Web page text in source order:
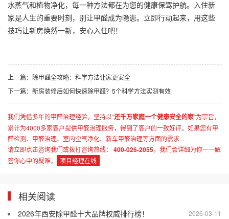
水蒸气和植物净化，每一种方法都在为您的健康保驾护航。入住新
家是人生的重要时刻，别让甲醛成为隐患。立即行动起来，用这些
技巧让新房焕然一新，安心入住吧！
上一篇： 除甲醛全攻略：科学方法让家更安全
下一篇： 新房装修后如何快速除甲醛？5个科学方法实测有效
我们凭借多年的甲醛治理经验，坚持以“还千万家庭一个健康安全的家”为宗旨，
累计为4000多家客户提供甲醛治理服务，得到了客户的一致好评。如果您有甲
醛检测、甲醛治理、室内空气净化、新车甲醛治理等方面的需求...
请立即点击咨询我们或拨打咨询热线：
400-026-2055，我们会详细为你一一解
答你心中的疑难。
项目经理在线
相关阅读
2026-03-11
2026年西安除甲醛十大品牌权威排行榜！